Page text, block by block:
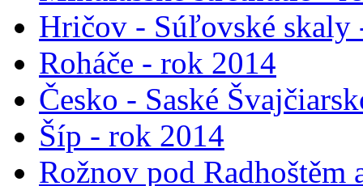
Hričov - Súľovské skaly
Roháče - rok 2014
Česko - Saské
Šíp - rok 2014
Rožnov pod Radhoštěm